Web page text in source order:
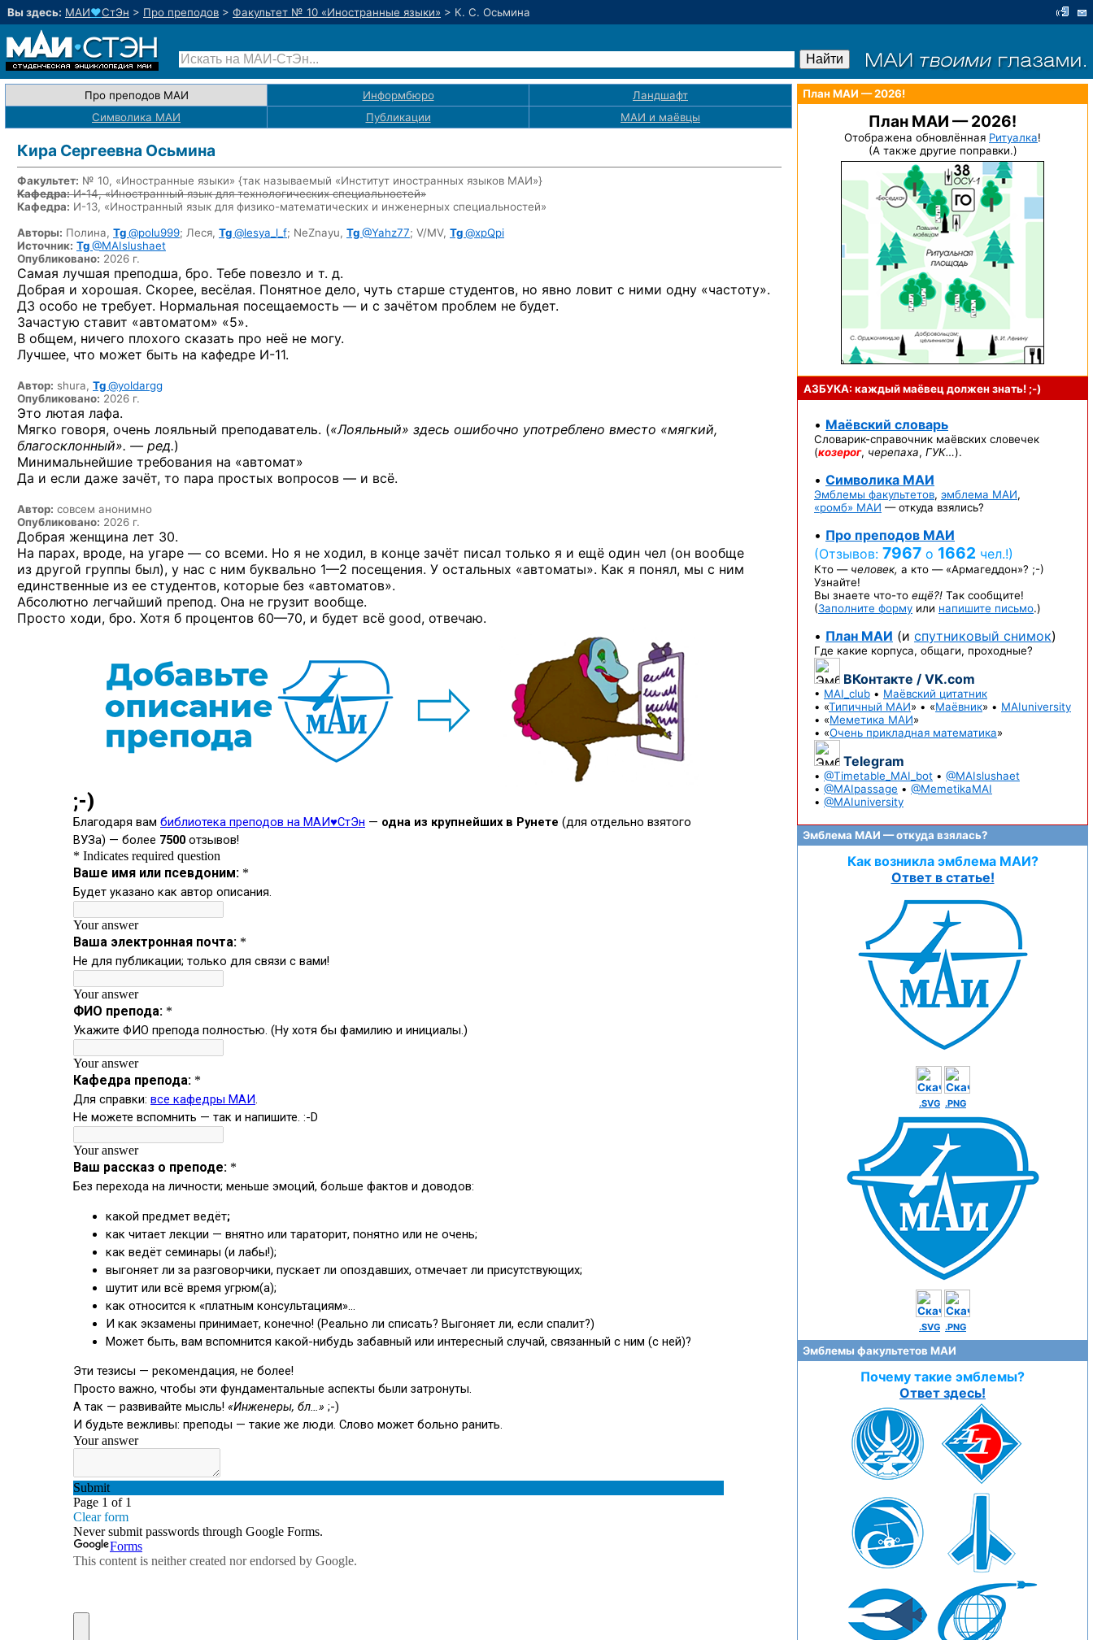
Вы здесь: МАИ♥СтЭн > Про преподов > Факультет № 10 «Иностранные языки» > К. С. Осьмина
Про преподов МАИ Информбюро
Ландшафт
Символика МАИ
Публикации МАИ и маёвцы
Кира Сергеевна Осьмина
Факультет: № 10, «Иностранные языки» {так называемый «Институт иностранных языков МАИ»}
Кафедра:И-14, «Иностранный язык для технологических специальностей»
Кафедра: И-13, «Иностранный язык для физико-математических и инженерных специальностей»
Авторы: Полина, Tg@polu999; Леся, Tg@lesya_l_f; NeZnayu, Tg@Yahz77; V/MV, Tg@xpQpi
Источник: Tg@MAIslushaet
Опубликовано: 2026 г.
Самая лучшая преподша, бро. Тебе повезло и т. д.
Добрая и хорошая. Скорее, весёлая. Понятное дело, чуть старше студентов, но явно ловит с ними одну «частоту».
ДЗ особо не требует. Нормальная посещаемость — и с зачётом проблем не будет.
Зачастую ставит «автоматом» «5».
В общем, ничего плохого сказать про неё не могу.
Лучшее, что может быть на кафедре И-11.
Автор: shura, Tg@yoldargg
Опубликовано: 2026 г.
Это лютая лафа.
Мягко говоря, очень лояльный преподаватель. («Лояльный» здесь ошибочно употреблено вместо «мягкий,
благосклонный». — ред.)
Минимальнейшие требования на «автомат»
Да и если даже зачёт, то пара простых вопросов — и всё.
Автор: совсем анонимно
Опубликовано: 2026 г.
Добрая женщина лет 30.
На парах, вроде, на угаре — со всеми. Но я не ходил, в конце зачёт писал только я и ещё один чел (он вообще
из другой группы был), у нас с ним буквально 1—2 посещения. У остальных «автоматы». Как я понял, мы с ним
единственные из ее студентов, которые без «автоматов».
Абсолютно легчайший препод. Она не грузит вообще.
Просто ходи, бро. Хотя б процентов 60—70, и будет всё good, отвечаю.
План МАИ — 2026!
План МАИ — 2026!
Отображена обновлённая Ритуалка!
(А также другие поправки.)
АЗБУКА: каждый маёвец должензнать! ;-)
• Маёвский словарь
Словарик-справочник маёвских словечек
(козерог, черепаха, ГУК…).
• Символика МАИ
Эмблемы факультетов, эмблема МАИ,
«ромб» МАИ — откуда взялись?
• Про преподов МАИ
(Отзывов: 7967 о 1662 чел.!)
Кто — человек, а кто — «Армагеддон»? ;-)
Узнайте!
Вы знаете что-то ещё?! Так сообщите!
(Заполните форму или напишите письмо.)
• План МАИ (и спутниковый снимок)
Где какие корпуса, общаги, проходные?
ВКонтакте / VK.com
• MAI_club • Маёвский цитатник
• «Типичный МАИ» • «Маёвник» • MAIuniversity
• «Меметика МАИ»
• «Очень прикладная математика»
Telegram
• @Timetable_MAI_bot • @MAIslushaet
• @MAIpassage • @MemetikaMAI
• @MAIuniversity
Эмблема МАИ — откуда взялась?
Как возникла эмблема МАИ?
Ответ в статье!
.SVG .PNG
.SVG .PNG
Эмблемы факультетов МАИ
Почему такие эмблемы?
Ответ здесь!